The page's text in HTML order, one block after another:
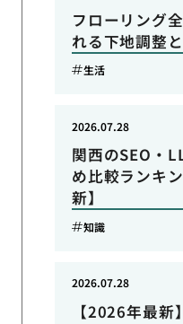
フローリング
れる下地調整
生活
関西のSEO・
め比較ランキ
新】
2026.07.28
知識
【2026年最
2026.07.28